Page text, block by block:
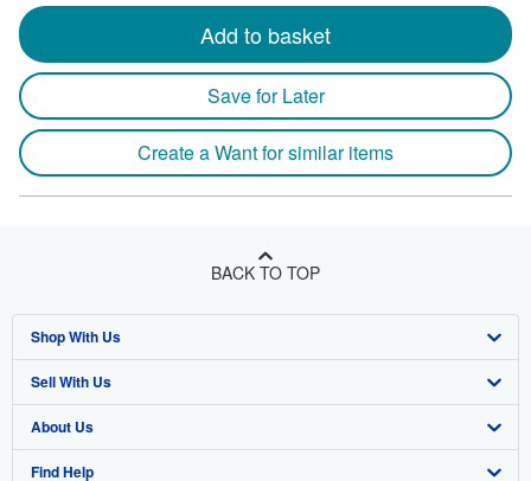
Add to basket
Save for Later
Create a Want for similar items
BACK TO TOP
Shop With Us
Advanced Search
Browse Collections
My Account
Sell With Us
Start Selling
Join Our Affiliate Program
About Us
About AbeBooks
Find Help